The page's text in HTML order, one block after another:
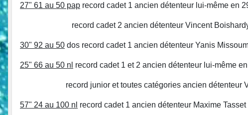
27" 61 au 50 pap record cadet 1 ancien détenteur lui-même en
record cadet 2 ancien détenteur Vincent Boishardy
30" 92 au 50 dos record cadet 1 ancien détenteur Yanis
25" 66 au 50 nl record cadet 1 et 2 ancien détenteur lui-même
record junior et toutes catégories ancien détenteur
57" 24 au 100 nl record cadet 1 ancien détenteur Maxime